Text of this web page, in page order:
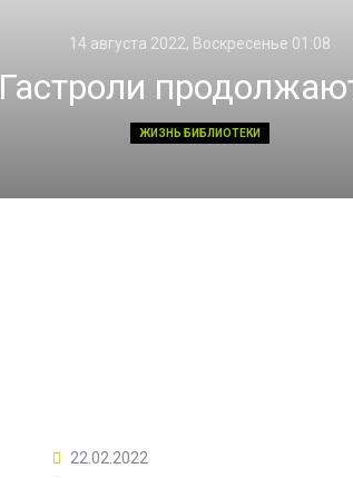
14 августа 2022, Воскресенье 01:08
Гастроли
ЖИЗНЬ БИБЛИОТЕКИ
22.02.2022